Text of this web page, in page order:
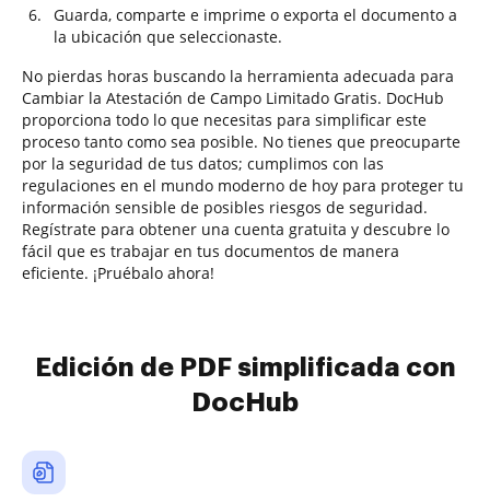
Guarda, comparte e imprime o exporta el documento a
la ubicación que seleccionaste.
No pierdas horas buscando la herramienta adecuada para
Cambiar la Atestación de Campo Limitado Gratis. DocHub
proporciona todo lo que necesitas para simplificar este
proceso tanto como sea posible. No tienes que preocuparte
por la seguridad de tus datos; cumplimos con las
regulaciones en el mundo moderno de hoy para proteger tu
información sensible de posibles riesgos de seguridad.
Regístrate para obtener una cuenta gratuita y descubre lo
fácil que es trabajar en tus documentos de manera
eficiente. ¡Pruébalo ahora!
Edición de PDF simplificada con
DocHub